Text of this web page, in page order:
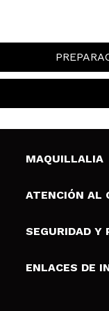
MAQUILLALIA
Sobre
Tarjetas de
ATENCIÓN AL
Envíos y
Formas de
SEGURIDAD Y
Terminos y
Política de
ENLACES DE